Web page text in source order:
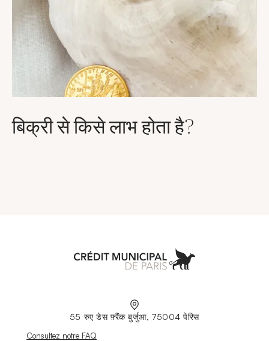
बिक्री से किसे लाभ होता है?
55 रुए डेस फ़्रैंक बुर्जुआ, 75004 पेरिस
Nouvelle fenêtre
Consultez notre FAQ